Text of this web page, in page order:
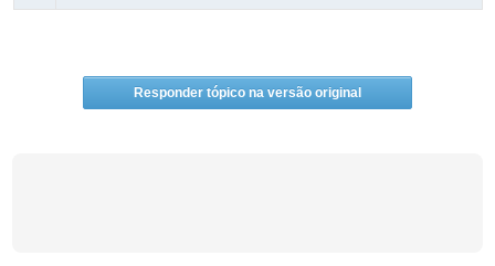
Responder tópico na versão original